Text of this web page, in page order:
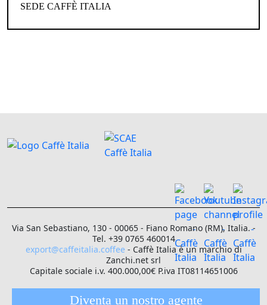
SEDE CAFFÈ ITALIA
Via San Sebastiano, 130 - 00065 - Fiano Romano (RM), Italia. -
Tel. +39 0765 460014
export@caffeitalia.coffee - Caffè Italia è un marchio di
Zanchi.net srl
Capitale sociale i.v. 400.000,00€ P.iva IT08114651006
Diventa un nostro agente